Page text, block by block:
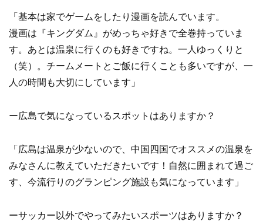
「基本は家でゲームをしたり漫画を読んでいます。
漫画は『キングダム』がめっちゃ好きで全巻持っていま
す。あとは温泉に行くのも好きですね。一人ゆっくりと
（笑）。チームメートとご飯に行くことも多いですが、一
人の時間も大切にしています」
ー広島で気になっているスポットはありますか？
「広島は温泉が少ないので、中国四国でオススメの温泉を
みなさんに教えていただきたいです！自然に囲まれて過ご
す、今流行りのグランピング施設も気になっています」
ーサッカー以外でやってみたいスポーツはありますか？